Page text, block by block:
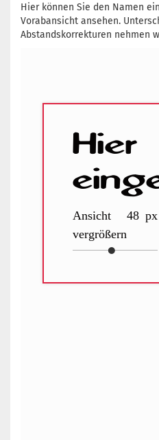
Hier können Sie den Namen
Vorabansicht ansehen.
Abstandskorrekturen nehmen